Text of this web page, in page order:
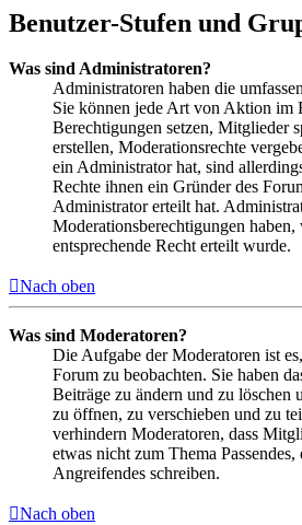
Benutzer-Stufen und
Was sind Administratoren?
Administratoren haben die
Sie können jede Art von Aktion im
Berechtigungen setzen, Mitglieder
erstellen, Moderationsrechte
ein Administrator hat, sind
Rechte ihnen ein Gründer des
Administrator erteilt hat.
Moderationsberechtigungen haben,
entsprechende Recht erteilt wurde.
Nach oben
Was sind Moderatoren?
Die Aufgabe der Moderatoren ist
Forum zu beobachten. Sie haben
Beiträge zu ändern und zu löschen
zu öffnen, zu verschieben und zu
verhindern Moderatoren, dass
etwas nicht zum Thema
Angreifendes schreiben.
Nach oben